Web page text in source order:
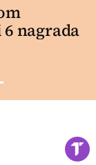
nagrada